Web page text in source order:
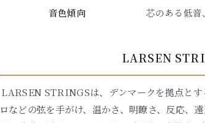
音色傾向 芯のある低
LARSEN
LARSEN STRINGSは、デンマークを拠点とす
ロなどの弦を手がけ、温かさ、明瞭さ、反応、